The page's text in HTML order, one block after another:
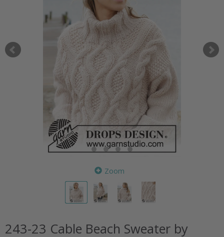
Zoom
243-23 Cable Beach Sweater by